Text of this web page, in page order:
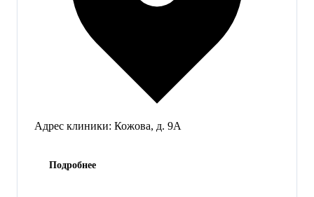
Адрес клиники: Кожова, д. 9А
Подробнее